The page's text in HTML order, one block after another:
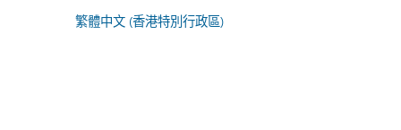
繁體中文 (香港特別行政區)